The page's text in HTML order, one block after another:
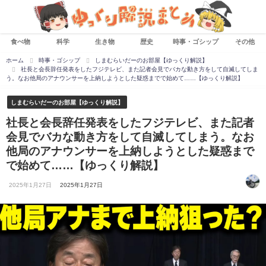
食べ物 科学 生き物 歴史 時事・ゴシップ その他
ホーム 時事・ゴシップ
しまむらいだーのお部屋【ゆっくり解説】
社長と会長辞任発表をしたフジテレビ、また記者会見でバカな動き方をして自滅してしま
う。なお他局のアナウンサーを上納しようとした疑惑までで始めて……【ゆっくり解説】
しまむらいだーのお部屋【ゆっくり解説】
社長と会長辞任発表をしたフジテレビ、また記者
会見でバカな動き方をして自滅してしまう。なお
他局のアナウンサーを上納しようとした疑惑まで
で始めて……【ゆっくり解説】
2025年1月27日 2025年1月27日